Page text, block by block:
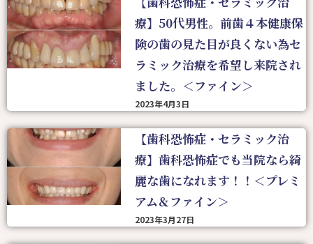
療】50代男性。前歯４本健康保
険の歯の見た目が良くない為セ
ラミック治療を希望し来院され
ました。＜ファイン＞
2023年4月3日
【歯科恐怖症・セラミック治
療】歯科恐怖症でも当院なら綺
麗な歯になれます！！＜プレミ
アム＆ファイン＞
2023年3月27日